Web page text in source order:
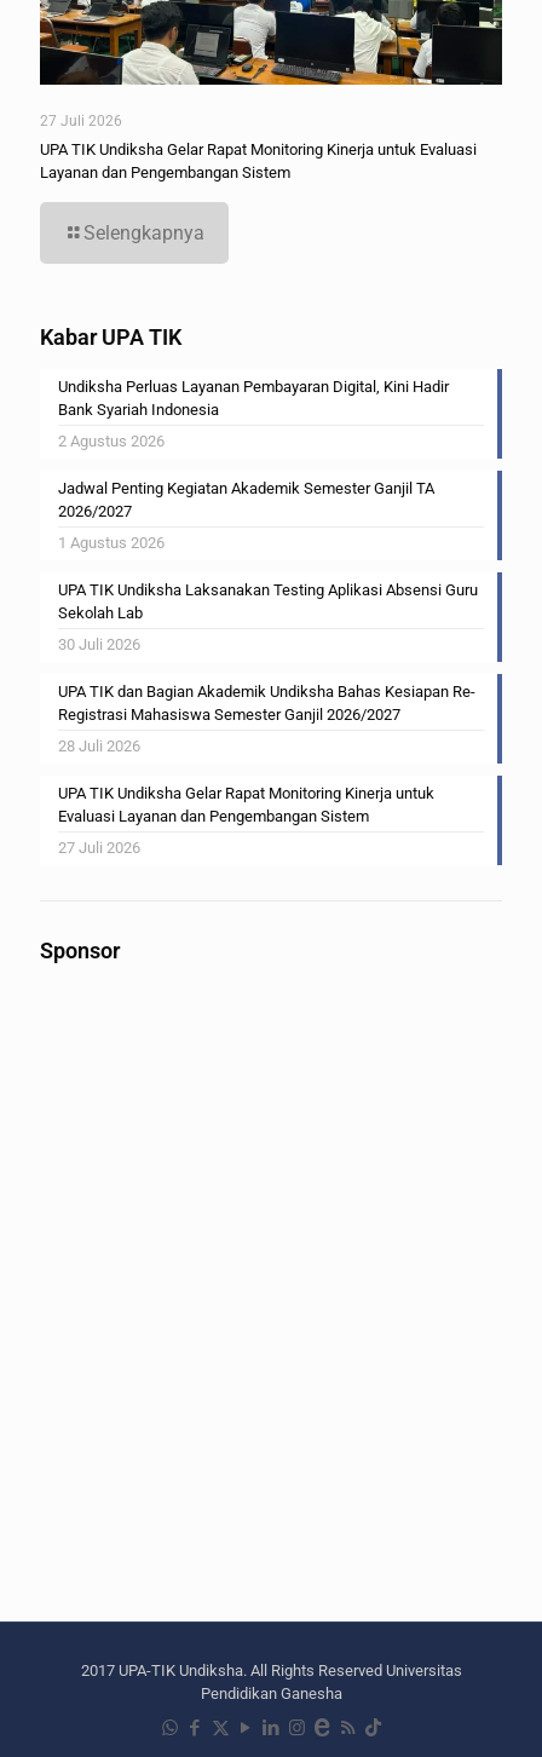
27 Juli 2026
UPA TIK Undiksha Gelar Rapat Monitoring Kinerja untuk Evaluasi
Layanan dan Pengembangan Sistem
Selengkapnya
Kabar UPA TIK
Undiksha Perluas Layanan Pembayaran Digital, Kini Hadir
Bank Syariah Indonesia
2 Agustus 2026
Jadwal Penting Kegiatan Akademik Semester Ganjil TA
2026/2027
1 Agustus 2026
UPA TIK Undiksha Laksanakan Testing Aplikasi Absensi Guru
Sekolah Lab
30 Juli 2026
UPA TIK dan Bagian Akademik Undiksha Bahas Kesiapan Re-
Registrasi Mahasiswa Semester Ganjil 2026/2027
28 Juli 2026
UPA TIK Undiksha Gelar Rapat Monitoring Kinerja untuk
Evaluasi Layanan dan Pengembangan Sistem
27 Juli 2026
Sponsor
2017 UPA-TIK Undiksha. All Rights Reserved Universitas
Pendidikan Ganesha